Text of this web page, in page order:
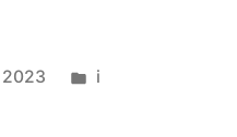
2023 i